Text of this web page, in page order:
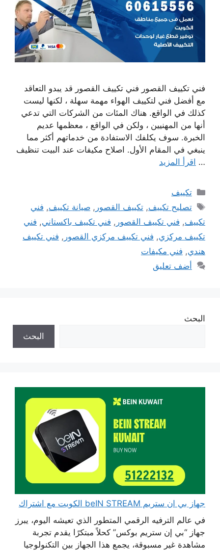
فني تكييف القصور فني تكييف القصور قد يبدو التعاقد
مع أفضل فني لتكييف الهواء مهمة سهلة ، لكنها ليست
كذلك في الواقع. هناك المئات من الشركات التي تدعي
أنها من المهنيين ، ولكن في الواقع ، معظمها عديم
الخبرة. سوف يكلفك الاستفادة من خدماتهم أكثر مما
ينبغي في المقام الأول. اصلاح مكيفات عند البيت تنظيف
… اقرأ المزيد
التصنيفات
تكييف
الوسوم
تصليح تكييف,تكييف القصور ,صيانة تكييف, فني
تكييف, فني تكييف القصور , فني تكييف باكستاني, فني
تكييف مركزي, فني تكييف مركزي القصور , فني تكييف
هندي, فني مكيفات
أضف تعليق
البحث
البحث
جهاز بي ان ستريم beIN STREAM الكويت مع اشتراك
في عالم الترفيه الرقمي المتطور الذي تعيشه اليوم، يبرز
جهاز “بي إن ستريم بوكس” كحلاً مبتكرًا يقدم تجربة
مشاهدة غير مسبوقة، يجمع هذا الجهاز بين التكنولوجيا